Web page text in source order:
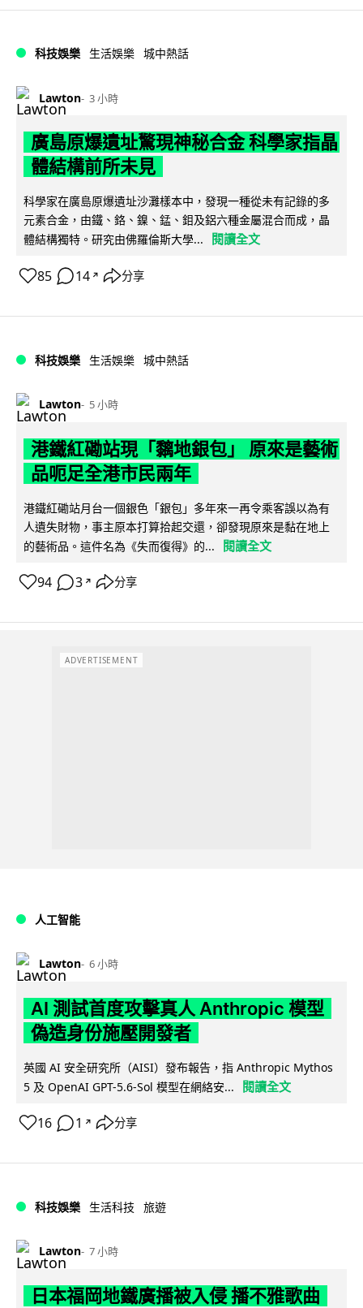
科技娛樂 生活娛樂 城中熱話
Lawton 3 小時
廣島原爆遺址驚現神秘合金 科學家指晶
體結構前所未見
科學家在廣島原爆遺址沙灘樣本中，發現一種從未有記錄的多
元素合金，由鐵、鉻、鎳、錳、鉬及鋁六種金屬混合而成，晶
體結構獨特。研究由佛羅倫斯大學...
閱讀全文
85 14 ↗ 分享
科技娛樂 生活娛樂 城中熱話
Lawton 5 小時
港鐵紅磡站現「黐地銀包」 原來是藝術
品呃足全港市民兩年
港鐵紅磡站月台一個銀色「銀包」多年來一再令乘客誤以為有
人遺失財物，事主原本打算拾起交還，卻發現原來是黏在地上
的藝術品。這件名為《失而復得》的...
閱讀全文
94 3 ↗ 分享
ADVERTISEMENT
人工智能
Lawton 6 小時
AI 測試首度攻擊真人 Anthropic 模型
偽造身份施壓開發者
英國 AI 安全研究所（AISI）發布報告，指 Anthropic Mythos
5 及 OpenAI GPT-5.6-Sol 模型在網絡安...
閱讀全文
16 1 ↗ 分享
科技娛樂 生活科技 旅遊
Lawton 7 小時
日本福岡地鐵廣播被入侵 播不雅歌曲